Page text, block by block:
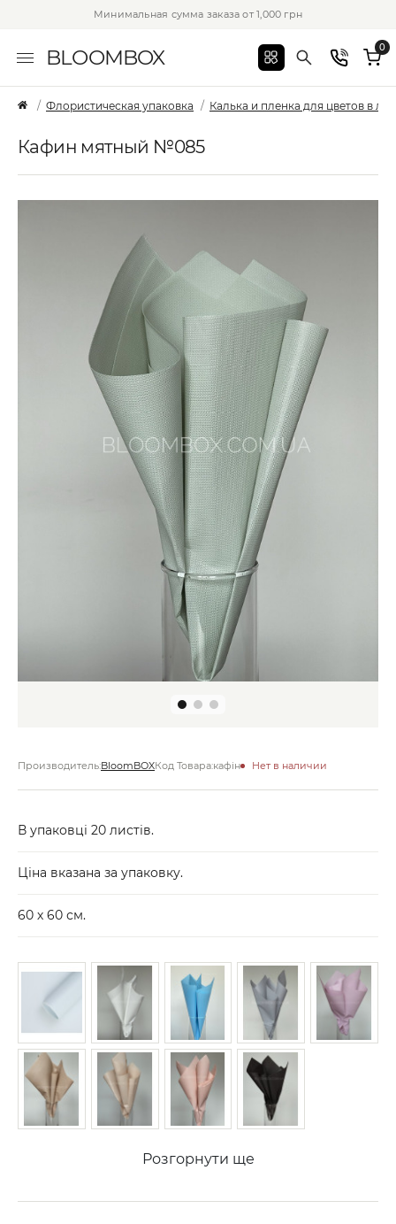
Минимальная сумма заказа от 1,000 грн
BLOOMBOX 0
Флористическая упаковка Калька и пленка для цветов в
Кафин мятный №085
Производитель:BloomBOXКод Товара:кафін Нет в наличии
В упаковці 20 листів.
Ціна вказана за упаковку.
60 х 60 см.
Розгорнути ще